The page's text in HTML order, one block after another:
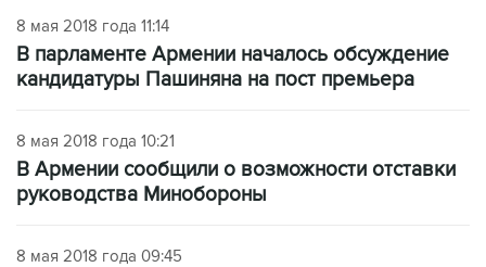
8 мая 2018 года 11:14
В парламенте Армении началось обсуждение
кандидатуры Пашиняна на пост премьера
8 мая 2018 года 10:21
В Армении сообщили о возможности отставки
руководства Минобороны
8 мая 2018 года 09:45